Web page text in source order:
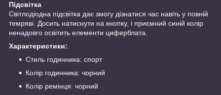
Підсвітка
Світлодіодна підсвітка дає змогу дізнатися час навіть у повній
темряві. Досить натиснути на кнопку, і приємний синій колір
ненадовго освітить елементи циферблата.
Характеристики:
Стиль годинника: спорт
Колір годинника: чорний
Колір ремінця: чорний